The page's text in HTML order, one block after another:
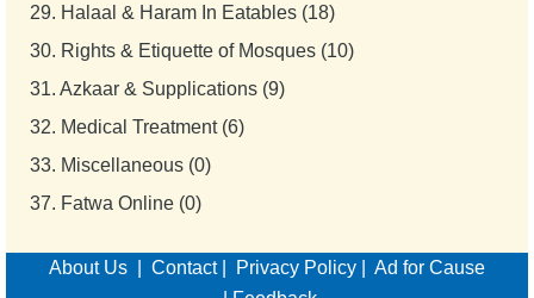
29. Halaal & Haram In Eatables (18)
30. Rights & Etiquette of Mosques (10)
31. Azkaar & Supplications (9)
32. Medical Treatment (6)
33. Miscellaneous (0)
37. Fatwa Online (0)
About Us Contact| Privacy Policy
Ad for Cause